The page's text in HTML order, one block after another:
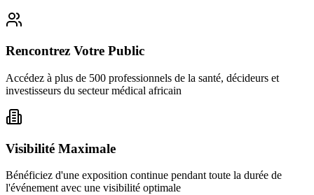
Rencontrez Votre Public
Accédez à plus de 500 professionnels de la santé, décideurs et
investisseurs du secteur médical africain
Visibilité Maximale
Bénéficiez d'une exposition continue pendant toute la durée de
l'événement avec une visibilité optimale